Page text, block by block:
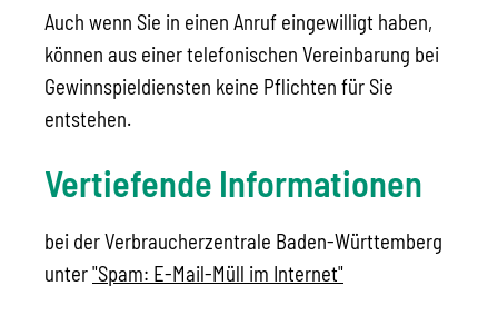
Auch wenn Sie in einen Anruf eingewilligt haben,
können aus einer telefonischen Vereinbarung bei
Gewinnspieldiensten keine Pflichten für Sie
entstehen.
Vertiefende Informationen
bei der Verbraucherzentrale Baden-Württemberg
unter"Spam: E-Mail-Müll im Internet"